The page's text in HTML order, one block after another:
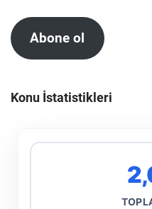
Abone ol
Konu İstatistikleri